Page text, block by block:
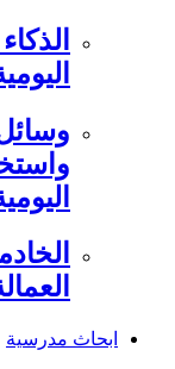
ابحاث مدرسية